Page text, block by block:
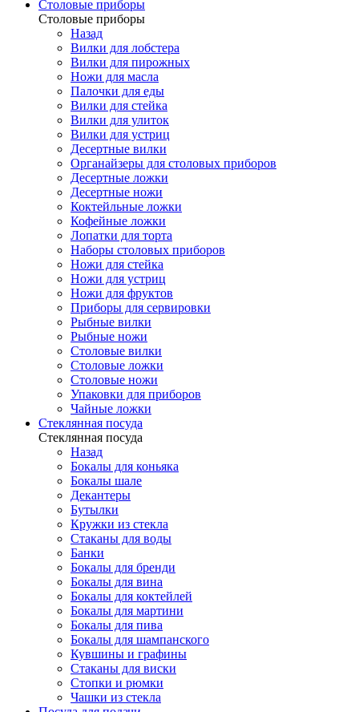
Cтоловые приборы
Cтоловые приборы
Назад
Вилки для лобстера
Вилки для пирожных
Ножи для масла
Палочки для еды
Вилки для стейка
Вилки для улиток
Вилки для устриц
Десертные вилки
Органайзеры для столовых приборов
Десертные ложки
Десертные ножи
Коктейльные ложки
Кофейные ложки
Лопатки для торта
Наборы столовых приборов
Ножи для стейка
Ножи для устриц
Ножи для фруктов
Приборы для сервировки
Рыбные вилки
Рыбные ножи
Столовые вилки
Столовые ложки
Столовые ножи
Упаковки для приборов
Чайные ложки
Стеклянная посуда
Стеклянная посуда
Назад
Бокалы для коньяка
Бокалы шале
Декантеры
Бутылки
Кружки из стекла
Стаканы для воды
Банки
Бокалы для бренди
Бокалы для вина
Бокалы для коктейлей
Бокалы для мартини
Бокалы для пива
Бокалы для шампанского
Кувшины и графины
Стаканы для виски
Стопки и рюмки
Чашки из стекла